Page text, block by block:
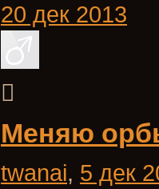
20 дек 2013
Меняю
twanai, 5 дек